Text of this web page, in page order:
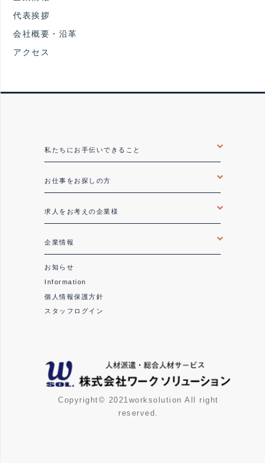
代表挨拶
会社概要・沿革
アクセス
私たちにお手伝いできること
お仕事をお探しの方
求人をお考えの企業様
企業情報
お知らせ
Information
個人情報保護方針
スタッフログイン
Copyright© 2021worksolution All right
reserved.